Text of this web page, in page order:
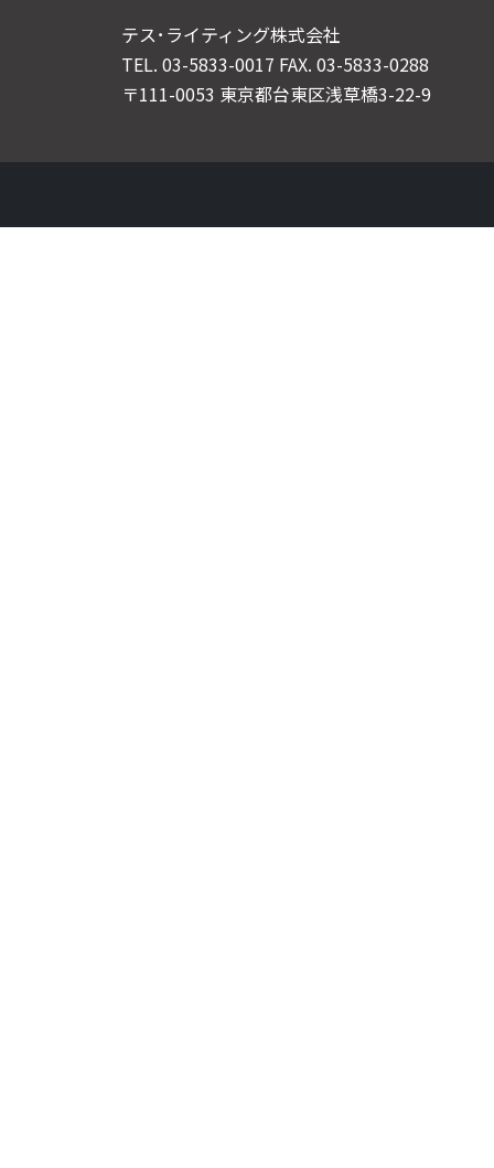
テス･ライティング株式会社
TEL. 03-5833-0017 FAX. 03-5833-0288
〒111-0053 東京都台東区浅草橋3-22-9